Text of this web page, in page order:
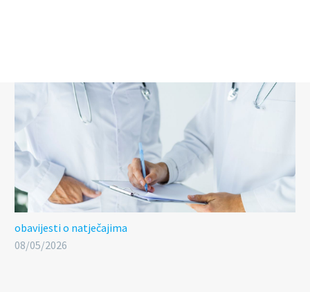
obavijesti o natječajima
08/05/2026